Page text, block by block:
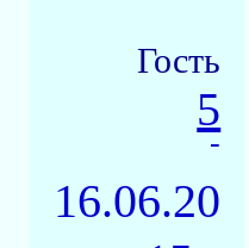
Гость
5
-
16.06.20